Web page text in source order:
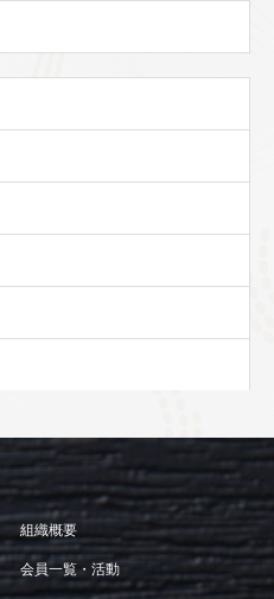
組織概要
会員一覧・活動